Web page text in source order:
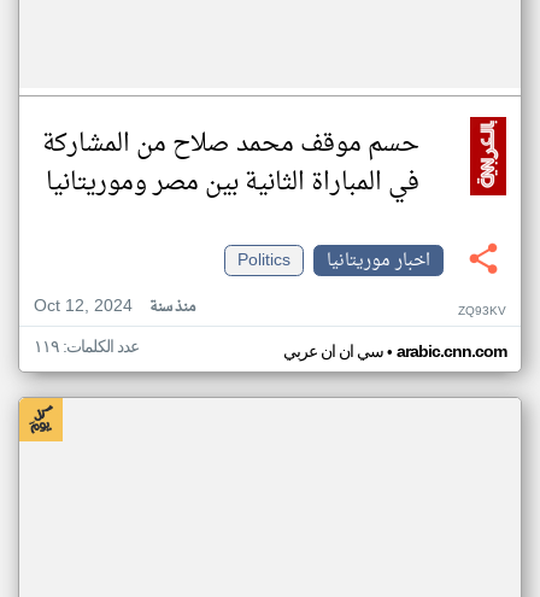
حسم موقف محمد صلاح من المشاركة
في المباراة الثانية بين مصر وموريتانيا
اخبار موريتانيا
Politics
Oct 12, 2024
منذ سنة ZQ93KV
سي ان ان عربي• arabic.cnn.com عدد الكلمات: ١١٩